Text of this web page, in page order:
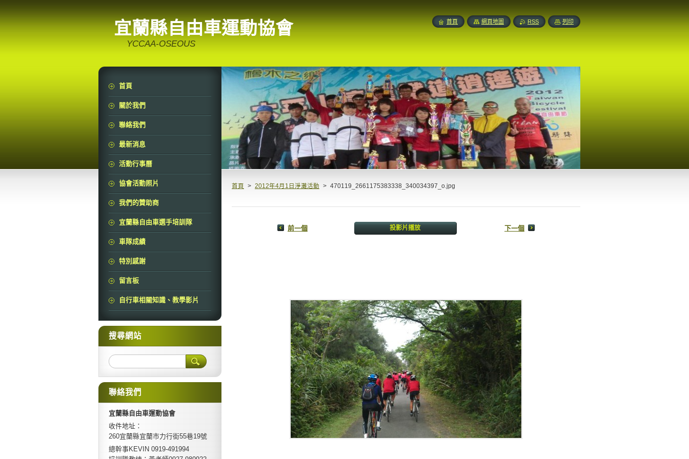
宜蘭縣自由車運動協會
YCCAA-OSEOUS
首頁 > 2012年4月1日淨灘活動 > 470119_2661175383338_340034397_o.jpg
前一個 投影片播放 下一個
首頁
關於我們
聯絡我們
最新消息
活動行事曆
協會活動照片
我們的贊助商
宜蘭縣自由車選手培訓隊
車隊成績
特別感謝
留言板
自行車相關知識、教學影片
搜尋網站
聯絡我們
宜蘭縣自由車運動協會
收件地址：
260宜蘭縣宜蘭市力行街55巷19號
總幹事KEVIN 0919-491994
首頁 網頁地圖 RSS 列印